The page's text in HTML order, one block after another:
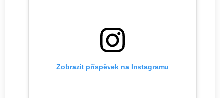
Zobrazit příspěvek na Instagramu